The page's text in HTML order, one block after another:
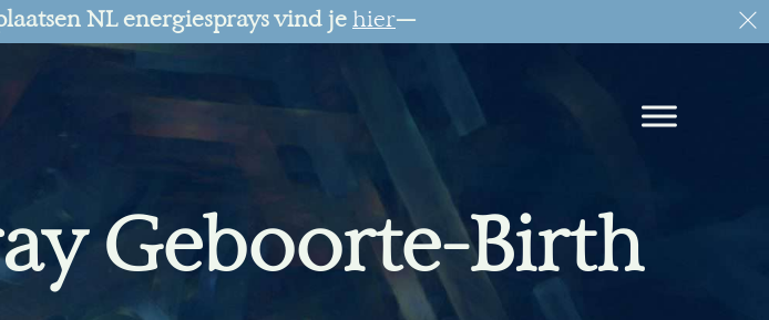
NL energiesprays vind je hier—
Geboorte-Birth